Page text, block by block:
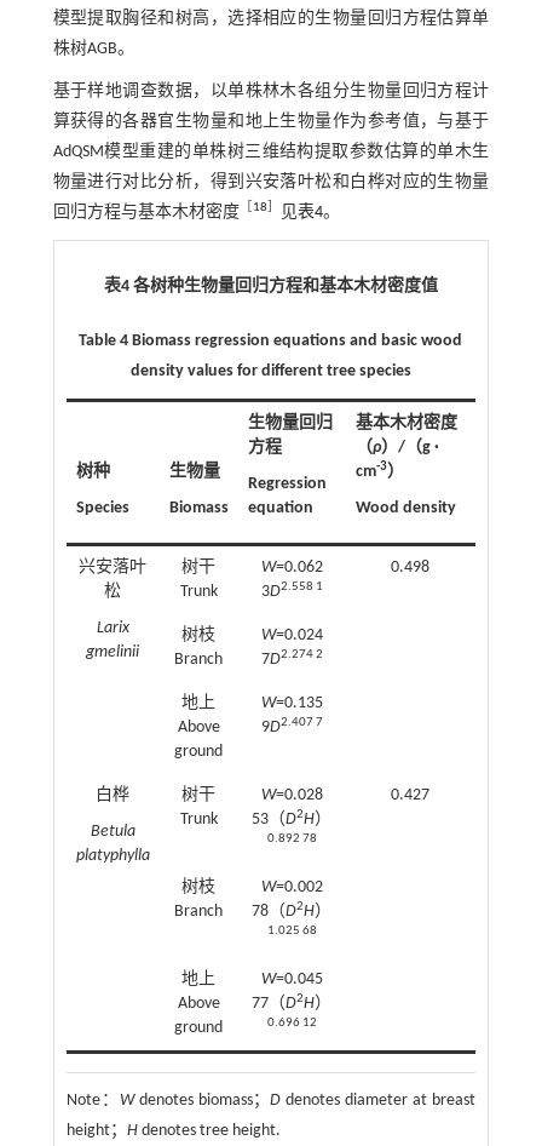
模型提取胸径和树高，选择相应的生物量回归方程估算单
株树AGB。
基于样地调查数据，以单株林木各组分生物量回归方程计
算获得的各器官生物量和地上生物量作为参考值，与基于
AdQSM模型重建的单株树三维结构提取参数估算的单木生
物量进行对比分析，得到兴安落叶松和白桦对应的生物量
回归方程与基本木材密度［ 18 见表4。
表4 各树种生物量回归方程和基本木材密度值
Table 4 Biomass regression equations and basic wood
density values for different tree species
树种
Species
生物量
Biomass
生物量回归
方程
Regression
equation
基本木材密度
（ρ）/（g ·
cm-3）
Wood density
兴安落叶
松
Larix
gmelinii
树干
Trunk
W=0.062
3D2.558 1
0.498
树枝
Branch
W=0.024
7D2.274 2
地上
Above
ground
W=0.135
9D2.407 7
白桦
Betula
platyphylla
树干
Trunk
W=0.028
53（D2H）
0.892 78
0.427
树枝
Branch
W=0.002
78（D2H）
1.025 68
地上
Above
ground
W=0.045
77（D2H）
0.696 12
Note： Wdenotes biomass； D denotes diameter at breast
height； Hdenotes tree height.